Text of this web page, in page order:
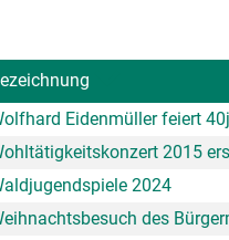
Eidenmüller feiert
2015
2024
des